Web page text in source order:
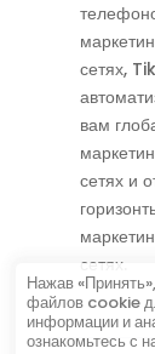
сетях,
вам
сетях и
сетях.
Нажав
файлов cookie
информации и
ознакомьтесь с